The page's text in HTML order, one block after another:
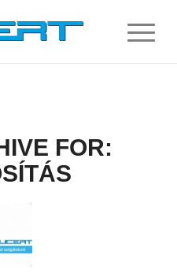
FOR: